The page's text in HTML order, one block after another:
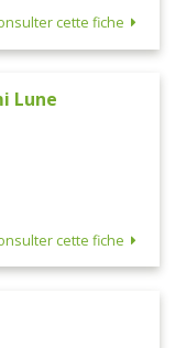
cette fiche
Lune
cette fiche